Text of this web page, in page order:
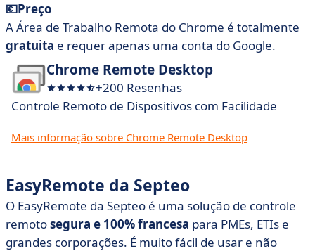
💶Preço
A Área de Trabalho Remota do Chrome é totalmente
gratuita e requer apenas uma conta do Google.
Chrome Remote Desktop
+200 Resenhas
Controle Remoto de Dispositivos com Facilidade
Mais informação sobre Chrome Remote Desktop
EasyRemote da Septeo
O EasyRemote da Septeo é uma solução de controle
remotosegura e 100% francesa para PMEs, ETIs e
grandes corporações. É muito fácil de usar e não